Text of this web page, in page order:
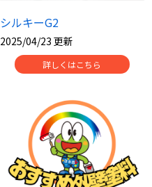
シルキーG2
2025/04/23 更新
詳しくはこちら